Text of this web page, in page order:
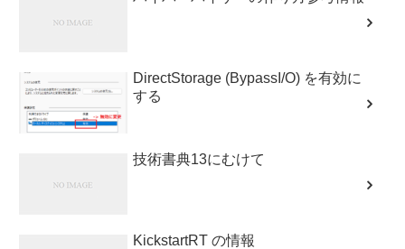
DirectStorage (BypassI/O) を有効に
する
技術書典13にむけて
KickstartRT の情報